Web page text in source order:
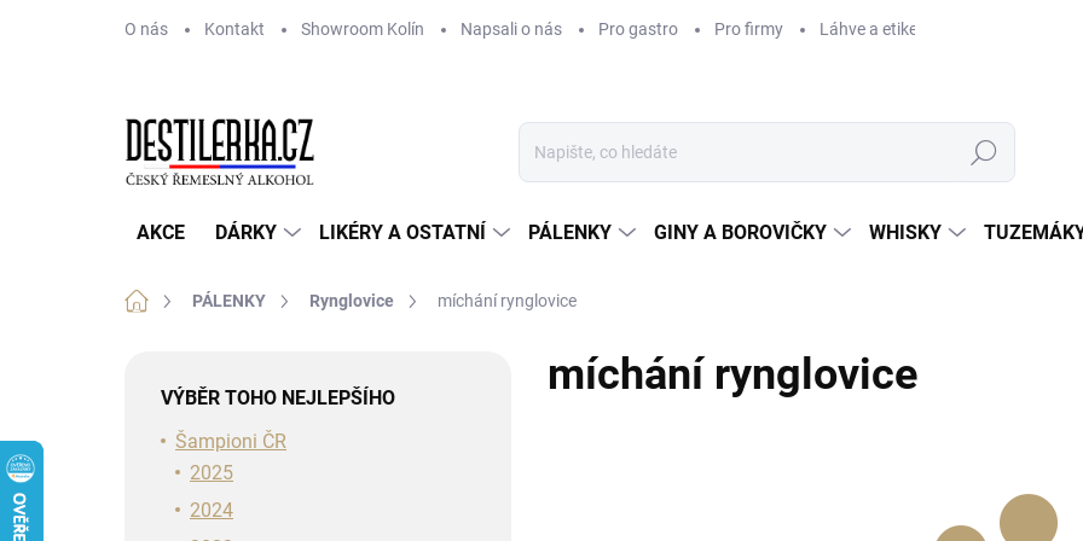
O nás Kontakt Showroom Kolín Napsali o nás Pro gastro Pro firmy Láhve a etikety na míru
Hledat
AKCE DÁRKY LIKÉRY A OSTATNÍ PÁLENKY GINY A BOROVIČKY WHISKY
Domů PÁLENKY Rynglovice míchání rynglovice
VÝBĚR TOHO NEJLEPŠÍHO
Šampioni ČR
2025
2024
míchání rynglovice